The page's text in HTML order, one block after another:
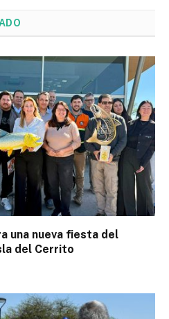
una nueva fiesta del
del Cerrito